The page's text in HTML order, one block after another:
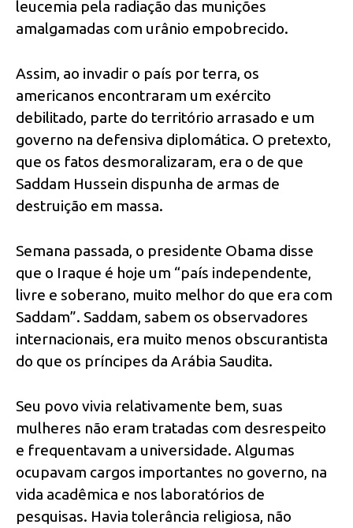
leucemia pela radiação das munições
amalgamadas com urânio empobrecido.
Assim, ao invadir o país por terra, os
americanos encontraram um exército
debilitado, parte do território arrasado e um
governo na defensiva diplomática. O pretexto,
que os fatos desmoralizaram, era o de que
Saddam Hussein dispunha de armas de
destruição em massa.
Semana passada, o presidente Obama disse
que o Iraque é hoje um “país independente,
livre e soberano, muito melhor do que era com
Saddam”. Saddam, sabem os observadores
internacionais, era muito menos obscurantista
do que os príncipes da Arábia Saudita.
Seu povo vivia relativamente bem, suas
mulheres não eram tratadas com desrespeito
e frequentavam a universidade. Algumas
ocupavam cargos importantes no governo, na
vida acadêmica e nos laboratórios de
pesquisas. Havia tolerância religiosa, não